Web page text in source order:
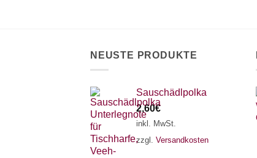
gewählt
NEUSTE PRODUKTE
Sauschädlpolka
2,60€
inkl. MwSt.
zzgl. Versandkosten